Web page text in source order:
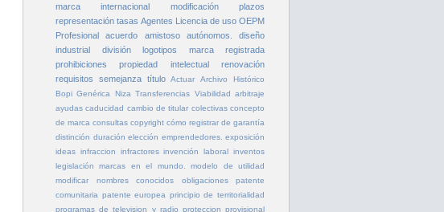
marca internacional
modificación
plazos
representación tasas Agentes Licencia de uso OEPM
Profesional
acuerdo amistoso autónomos.
diseño
industrial
división logotipos
marca registrada
prohibiciones
propiedad intelectual
renovación
requisitos
semejanza título Actuar
Archivo Histórico
Bopi Genérica Niza Transferencias Viabilidad
arbitraje
ayudas caducidad cambio de titular colectivas concepto
de marca consultas copyright cómo registrar de garantía
distinción duración elección emprendedores. exposición
ideas infraccion infractores invención laboral
inventos
legislación
marcas en el mundo.
modelo de utilidad
modificar
nombres conocidos obligaciones
patente
comunitaria patente europea principio de territorialidad
programas de television y radio proteccion provisional